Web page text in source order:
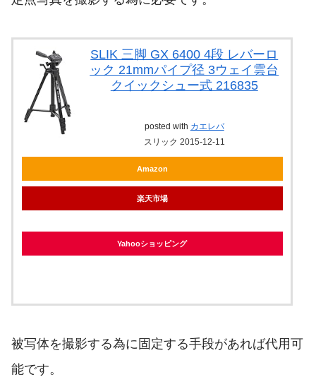
SLIK 三脚 GX 6400 4段 レバーロ
ック 21mmパイプ径 3ウェイ雲台
クイックシュー式 216835
posted with カエレバ
スリック 2015-12-11
Amazon
楽天市場
Yahooショッピング
被写体を撮影する為に固定する手段があれば代用可
能です。